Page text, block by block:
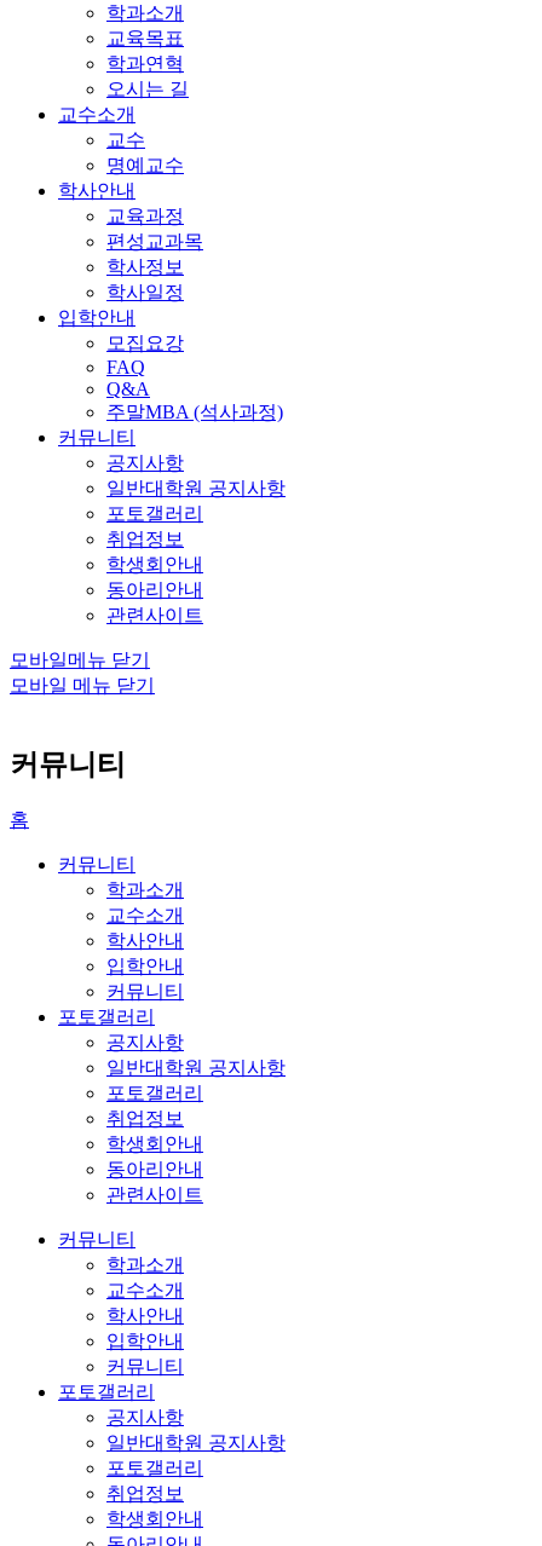
학과소개
교육목표
학과연혁
오시는 길
교수소개
교수
명예교수
학사안내
교육과정
편성교과목
학사정보
학사일정
입학안내
모집요강
FAQ
Q&A
주말MBA (석사과정)
커뮤니티
공지사항
일반대학원 공지사항
포토갤러리
취업정보
학생회안내
동아리안내
관련사이트
모바일메뉴 닫기
모바일 메뉴 닫기
커뮤니티
홈
커뮤니티
학과소개
교수소개
학사안내
입학안내
커뮤니티
포토갤러리
공지사항
일반대학원 공지사항
포토갤러리
취업정보
학생회안내
동아리안내
관련사이트
커뮤니티
학과소개
교수소개
학사안내
입학안내
커뮤니티
포토갤러리
공지사항
일반대학원 공지사항
포토갤러리
취업정보
학생회안내